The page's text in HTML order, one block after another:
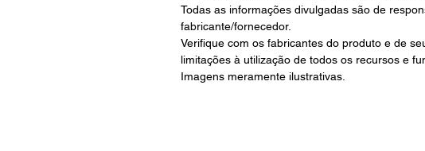
Todas as informações divulgadas são de
fabricante/fornecedor.
Verifique com os fabricantes do produto e de
limitações à utilização de todos os recursos e
Imagens meramente ilustrativas.